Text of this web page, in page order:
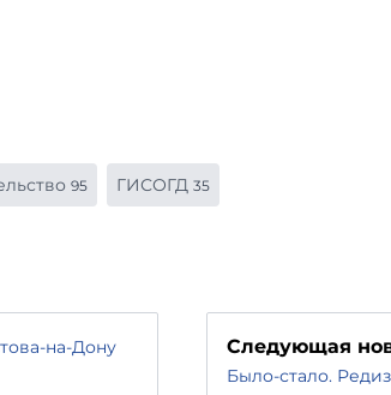
95 ГИСОГД 35
на-Дону Следующая
Было-стало.